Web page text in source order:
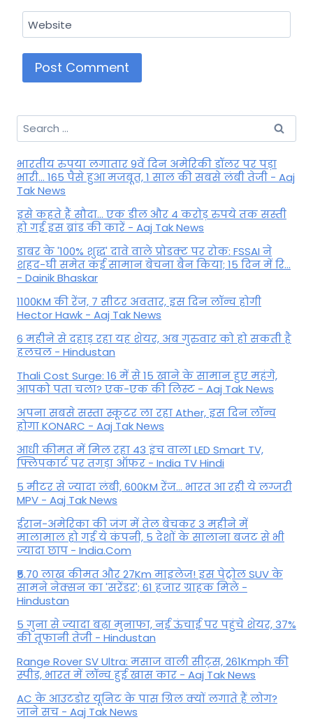
Website
Search
for:
भारतीय रुपया लगातार 9वें दिन अमेरिकी डॉलर पर पड़ा
भारी... 165 पैसे हुआ मजबूत, 1 साल की सबसे लंबी तेजी - Aaj
Tak News
इसे कहते हैं सौदा... एक डील और 4 करोड़ रुपये तक सस्ती
हो गई इस ब्रांड की कारें - Aaj Tak News
डाबर के '100% शुद्ध' दावे वाले प्रोडक्ट पर रोक: FSSAI ने
शहद-घी समेत कई सामान बेचना बैन किया; 15 दिन में रि...
- Dainik Bhaskar
1100KM की रेंज, 7 सीटर अवतार, इस दिन लॉन्च होगी
Hector Hawk - Aaj Tak News
6 महीने से दहाड़ रहा यह शेयर, अब गुरुवार को हो सकती है
हलचल - Hindustan
Thali Cost Surge: 16 में से 15 खाने के सामान हुए महंगे,
आपको पता चला? एक-एक की लिस्ट - Aaj Tak News
अपना सबसे सस्ता स्कूटर ला रहा Ather, इस दिन लॉन्च
होगा KONARC - Aaj Tak News
आधी कीमत में मिल रहा 43 इंच वाला LED Smart TV,
फ्लिपकार्ट पर तगड़ा ऑफर - India TV Hindi
5 मीटर से ज्यादा लंबी, 600KM रेंज... भारत आ रही ये लग्जरी
MPV - Aaj Tak News
ईरान-अमेरिका की जंग में तेल बेचकर 3 महीने में
मालामाल हो गई ये कंपनी, 5 देशों के सालाना बजट से भी
ज्यादा छाप - India.Com
₹5.70 लाख कीमत और 27Km माइलेज! इस पेट्रोल SUV के
सामने नेक्सन का 'सरेंडर'; 61 हजार ग्राहक मिले -
Hindustan
5 गुना से ज्यादा बढ़ा मुनाफा, नई ऊंचाई पर पहुंचे शेयर, 37%
की तूफानी तेजी - Hindustan
Range Rover SV Ultra: मसाज वाली सीट्स, 261Kmph की
स्पीड, भारत में लॉन्च हुई खास कार - Aaj Tak News
AC के आउटडोर यूनिट के पास ग्रिल क्यों लगाते हैं लोग?
जाने सच - Aaj Tak News